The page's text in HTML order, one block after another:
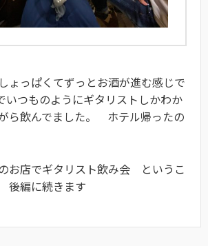
ょっぱくてずっとお酒が進む感じで
つものようにギタリストしかわか
ら飲んでました。 ホテル帰ったの
お店でギタリスト飲み会 というこ
後編に続きます